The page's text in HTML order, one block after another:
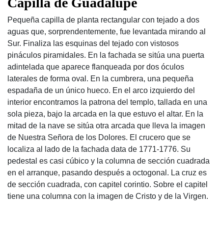
Capilla de Guadalupe
Pequeña capilla de planta rectangular con tejado a dos
aguas que, sorprendentemente, fue levantada mirando al
Sur. Finaliza las esquinas del tejado con vistosos
pináculos piramidales. En la fachada se sitúa una puerta
adintelada que aparece flanqueada por dos óculos
laterales de forma oval. En la cumbrera, una pequeña
espadaña de un único hueco. En el arco izquierdo del
interior encontramos la patrona del templo, tallada en una
sola pieza, bajo la arcada en la que estuvo el altar. En la